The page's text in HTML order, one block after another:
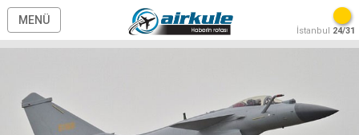
MENÜ
İstanbul 24/31